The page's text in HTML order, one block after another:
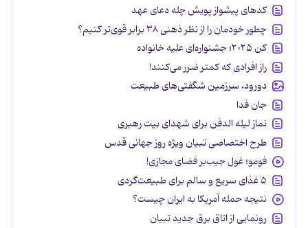
کدهای پیشواز پویش چله دعای عهد
چطور خودمان را از نظر ذهنی ۳۸ برابر قوی‌تر کنیم؟
کن ۲۰۲۵؛ جشنواره‌ای علیه خانواده
راز افرادی که کمتر ضرر می‌کنند!
دورود، سرزمین شگفتی‌های طبیعت
جان فدا
نماز لیله الدفن برای شهدای بیت رهبری
طرح اختصاصی تبیان ویژه روز جهانی قدس
فومو؛ غول جیب‌بر فضای مجازی!
۵ غذای سریع و سالم برای طبیعت‌گردی
نتیجه حمله آمریکا به ایران چیست؟
رونمایی از اتاق برق جدید تبیان